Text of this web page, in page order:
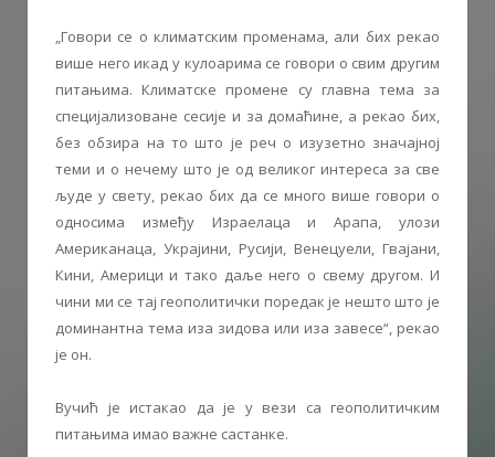
„Говори се о климатским променама, али бих рекао
више него икад у кулоарима се говори о свим другим
питањима. Климатске промене су главна тема за
специјализоване сесије и за домаћине, а рекао бих,
без обзира на то што је реч о изузетно значајној
теми и о нечему што је од великог интереса за све
људе у свету, рекао бих да се много више говори о
односима између Израелаца и Арапа, улози
Американаца, Украјини, Русији, Венецуели, Гвајани,
Кини, Америци и тако даље него о свему другом. И
чини ми се тај геополитички поредак је нешто што је
доминантна тема иза зидова или иза завесе“, рекао
је он.
Вучић је истакао да је у вези са геополитичким
питањима имао важне састанке.